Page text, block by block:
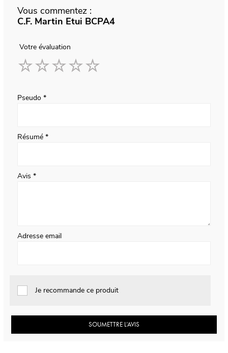
Vous commentez :
C.F. Martin Etui BCPA4
Votre évaluation
Pseudo
Résumé
Avis
Adresse email
Je recommande ce produit
SOUMETTRE L’AVIS